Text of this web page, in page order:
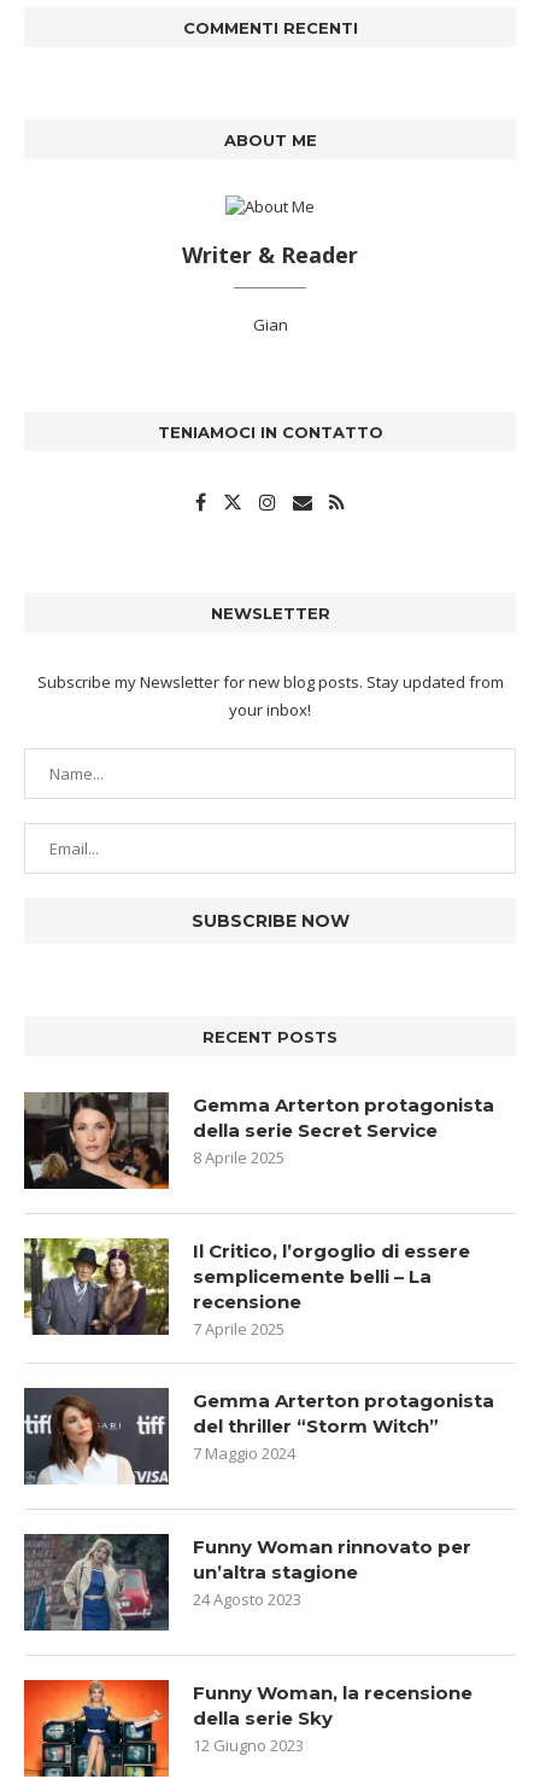
COMMENTI RECENTI
ABOUT ME
Writer & Reader
Gian
TENIAMOCI IN CONTATTO
NEWSLETTER
Subscribe my Newsletter for new blog posts. Stay updated from
your inbox!
RECENT POSTS
Gemma Arterton protagonista
della serie Secret Service
8 Aprile 2025
Il Critico, l’orgoglio di essere
semplicemente belli – La
recensione
7 Aprile 2025
Gemma Arterton protagonista
del thriller “Storm Witch”
7 Maggio 2024
Funny Woman rinnovato per
un’altra stagione
24 Agosto 2023
Funny Woman, la recensione
della serie Sky
12 Giugno 2023